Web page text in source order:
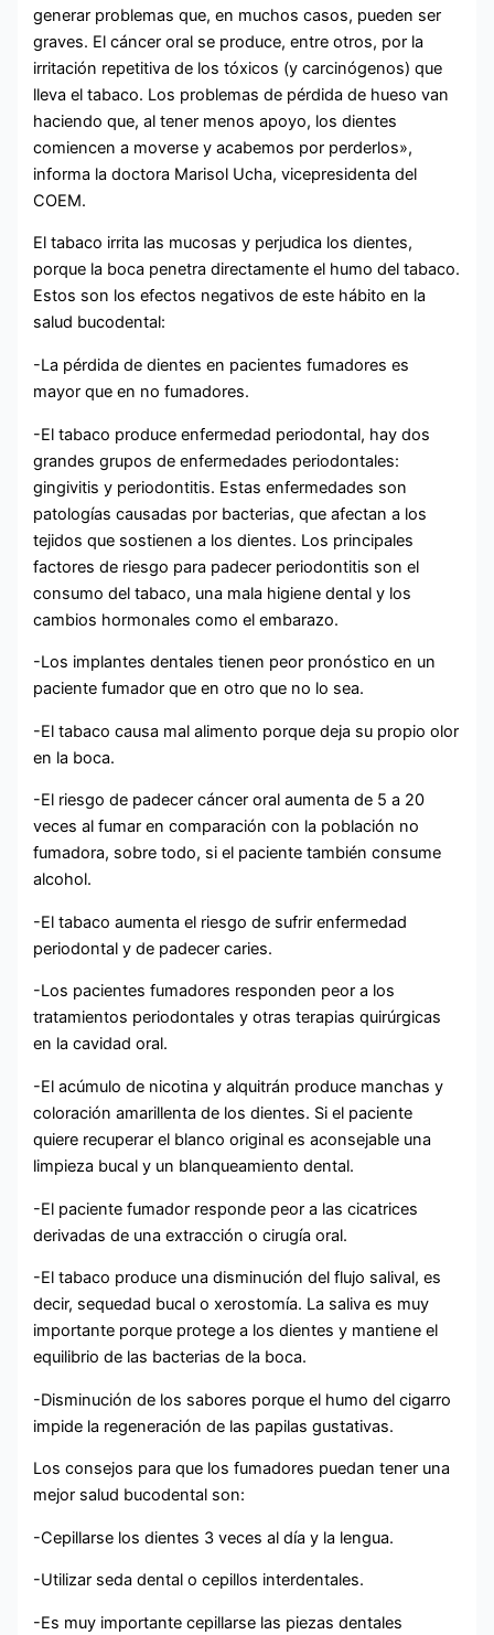
generar problemas que, en muchos casos, pueden ser
graves. El cáncer oral se produce, entre otros, por la
irritación repetitiva de los tóxicos (y carcinógenos) que
lleva el tabaco. Los problemas de pérdida de hueso van
haciendo que, al tener menos apoyo, los dientes
comiencen a moverse y acabemos por perderlos»,
informa la doctora Marisol Ucha, vicepresidenta del
COEM.
El tabaco irrita las mucosas y perjudica los dientes,
porque la boca penetra directamente el humo del tabaco.
Estos son los efectos negativos de este hábito en la
salud bucodental:
-La pérdida de dientes en pacientes fumadores es
mayor que en no fumadores.
-El tabaco produce enfermedad periodontal, hay dos
grandes grupos de enfermedades periodontales:
gingivitis y periodontitis. Estas enfermedades son
patologías causadas por bacterias, que afectan a los
tejidos que sostienen a los dientes. Los principales
factores de riesgo para padecer periodontitis son el
consumo del tabaco, una mala higiene dental y los
cambios hormonales como el embarazo.
-Los implantes dentales tienen peor pronóstico en un
paciente fumador que en otro que no lo sea.
-El tabaco causa mal alimento porque deja su propio olor
en la boca.
-El riesgo de padecer cáncer oral aumenta de 5 a 20
veces al fumar en comparación con la población no
fumadora, sobre todo, si el paciente también consume
alcohol.
-El tabaco aumenta el riesgo de sufrir enfermedad
periodontal y de padecer caries.
-Los pacientes fumadores responden peor a los
tratamientos periodontales y otras terapias quirúrgicas
en la cavidad oral.
-El acúmulo de nicotina y alquitrán produce manchas y
coloración amarillenta de los dientes. Si el paciente
quiere recuperar el blanco original es aconsejable una
limpieza bucal y un blanqueamiento dental.
-El paciente fumador responde peor a las cicatrices
derivadas de una extracción o cirugía oral.
-El tabaco produce una disminución del flujo salival, es
decir, sequedad bucal o xerostomía. La saliva es muy
importante porque protege a los dientes y mantiene el
equilibrio de las bacterias de la boca.
-Disminución de los sabores porque el humo del cigarro
impide la regeneración de las papilas gustativas.
Los consejos para que los fumadores puedan tener una
mejor salud bucodental son:
-Cepillarse los dientes 3 veces al día y la lengua.
-Utilizar seda dental o cepillos interdentales.
-Es muy importante cepillarse las piezas dentales